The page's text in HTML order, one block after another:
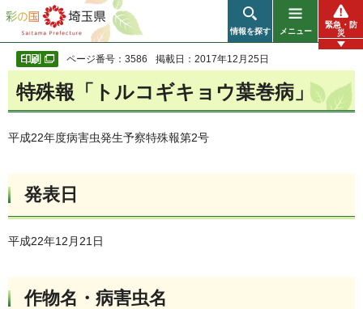
彩の国 埼玉県
情報を探す メニュー
緊急・防
災
ページ番号：3586 掲載日：2017年12月25日
特殊報「トルコギキョウ葉巻病」
平成22年度病害虫発生予察特殊報第2号
発表日
平成22年12月21日
作物名・病害虫名